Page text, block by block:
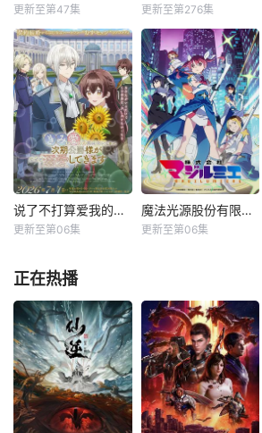
更新至第47集 更新至第276集
说了不打算爱我的公爵继承人，不知为何对我宠爱有加
更新至第06集
魔法光源股份有限公司第二季
更新至第06集
正在热播